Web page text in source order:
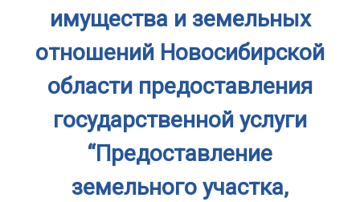
имущества и земельных
отношений Новосибирской
области предоставления
государственной услуги
“Предоставление
земельного участка,